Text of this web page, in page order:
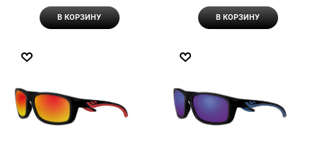
В КОРЗИНУ В КОРЗИНУ